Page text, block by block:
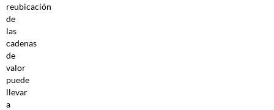
reubicación
de
las
cadenas
de
valor
puede
llevar
a